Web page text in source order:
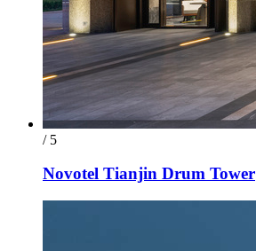
/ 5
Novotel Tianjin Drum Tower